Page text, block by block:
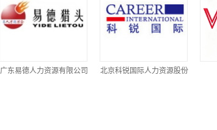
广东易德人力资源有限公司 北京科锐国际人力资源股份